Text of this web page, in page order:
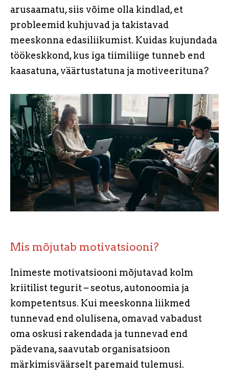
arusaamatu, siis võime olla kindlad, et
probleemid kuhjuvad ja takistavad
meeskonna edasiliikumist. Kuidas kujundada
töökeskkond, kus iga tiimiliige tunneb end
kaasatuna, väärtustatuna ja motiveerituna?
Mis mõjutab motivatsiooni?
Inimeste motivatsiooni mõjutavad kolm
kriitilist tegurit – seotus, autonoomia ja
kompetentsus. Kui meeskonna liikmed
tunnevad end olulisena, omavad vabadust
oma oskusi rakendada ja tunnevad end
pädevana, saavutab organisatsioon
märkimisväärselt paremaid tulemusi.